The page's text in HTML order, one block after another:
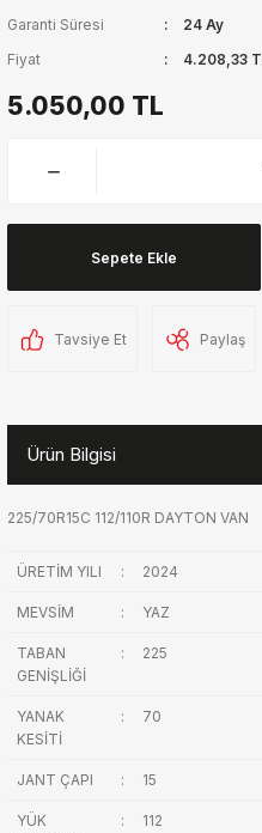
Garanti Süresi
24 Ay
Fiyat
4.208,33
5.050,00 TL
Sepete Ekle
Tavsiye Et Paylaş
Ürün Bilgisi
225/70R15C 112/110R DAYTON VAN
ÜRETİM YILI : 2024
MEVSİM : YAZ
TABAN
GENİŞLİĞİ
: 225
YANAK
KESİTİ
: 70
JANT ÇAPI : 15
YÜK
: 112